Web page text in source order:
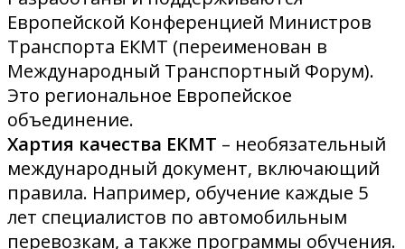
Европейской Конференцией Министров
Транспорта ЕКМТ (переименован в
Международный Транспортный Форум).
Это региональное Европейское
объединение.
Хартия качества ЕКМТ – необязательный
международный документ, включающий
правила. Например, обучение каждые 5
лет специалистов по автомобильным
перевозкам, а также программы обучения.